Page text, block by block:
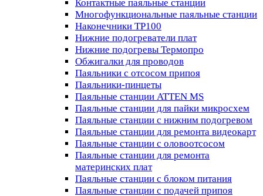
Контактные паяльные станции
Многофункциональные паяльные станции
Наконечники TP100
Нижние подогреватели плат
Нижние подогревы Термопро
Обжигалки для проводов
Паяльники с отсосом припоя
Паяльники-пинцеты
Паяльные станции ATTEN MS
Паяльные станции для пайки микросхем
Паяльные станции с нижним подогревом
Паяльные станции для ремонта видеокарт
Паяльные станции с оловоотсосом
Паяльные станции для ремонта
материнских плат
Паяльные станции с блоком питания
Паяльные станции с подачей припоя